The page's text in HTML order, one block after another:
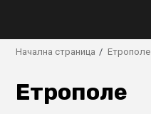
Начална страница Етрополе
Етрополе